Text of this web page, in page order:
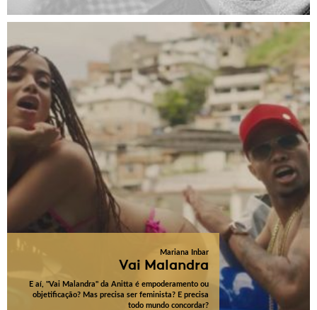
Mariana Inbar
Vai Malandra
E aí, "Vai Malandra" da Anitta é empoderamento ou
objetificação? Mas precisa ser feminista? E precisa
todo mundo concordar?